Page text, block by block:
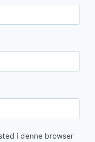
i denne browser